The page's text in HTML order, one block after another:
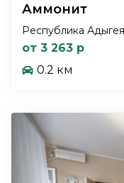
Аммонит
Республика
от 3 263 р
0.2 км